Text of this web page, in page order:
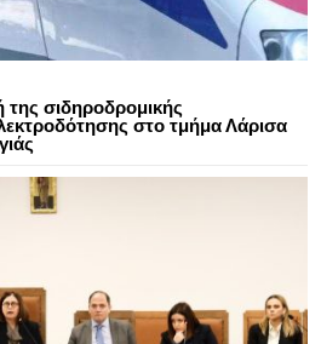
σιδηροδρομικής
στο τμήμα Λάρισα